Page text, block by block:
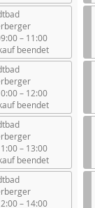
s
–b
i
s
11:00
beendet
–b
i
s
12:00
beendet
–b
i
s
13:00
beendet
–b14:00